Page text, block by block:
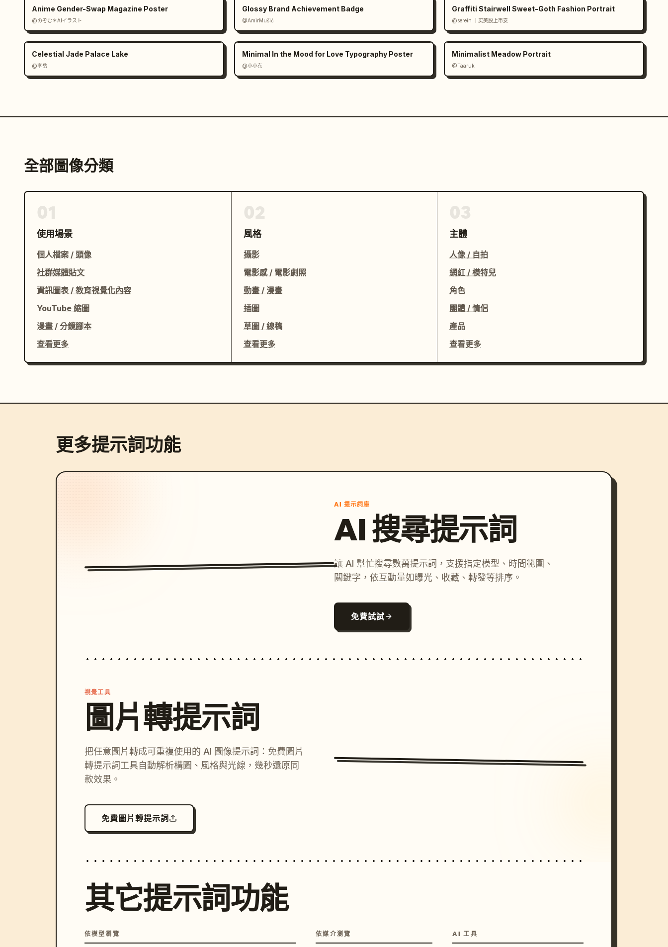
Anime Gender-Swap Magazine Poster
@のぞむ＊AIイラスト
Glossy Brand Achievement Badge
@AmirMušić
Graffiti Stairwell Sweet-Goth Fashion Portrait
@serein ｜买美股上币安
Celestial Jade Palace Lake
@李岳
Minimal In the Mood for Love Typography Poster
@小小东
Minimalist Meadow Portrait
@Taaruk
全部圖像分類
使用場景
個人檔案 / 頭像
社群媒體貼文
資訊圖表 / 教育視覺化內容
YouTube 縮圖
漫畫 / 分鏡腳本
查看更多
風格
攝影
電影感 / 電影劇照
動畫 / 漫畫
插圖
草圖 / 線稿
查看更多
主體
人像 / 自拍
網紅 / 模特兒
角色
團體 / 情侶
產品
查看更多
更多提示詞功能
AI 提示詞庫
AI 搜尋提示詞
讓 AI 幫忙搜尋數萬提示詞，支援指定模型、時間範圍、
關鍵字，依互動量如曝光、收藏、轉發等排序。
免費試試
視覺工具
圖片轉提示詞
把任意圖片轉成可重複使用的 AI 圖像提示詞：免費圖片
轉提示詞工具自動解析構圖、風格與光線，幾秒還原同
款效果。
免費圖片轉提示詞
其它提示詞功能
依模型瀏覽 依媒介瀏覽 AI 工具